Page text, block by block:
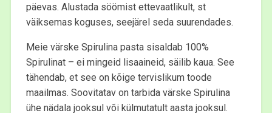
päevas. Alustada söömist ettevaatlikult, st
väiksemas koguses, seejärel seda suurendades.
Meie värske Spirulina pasta sisaldab 100%
Spirulinat – ei mingeid lisaaineid, säilib kaua. See
tähendab, et see on kõige tervislikum toode
maailmas. Soovitatav on tarbida värske Spirulina
ühe nädala jooksul või külmutatult aasta jooksul.